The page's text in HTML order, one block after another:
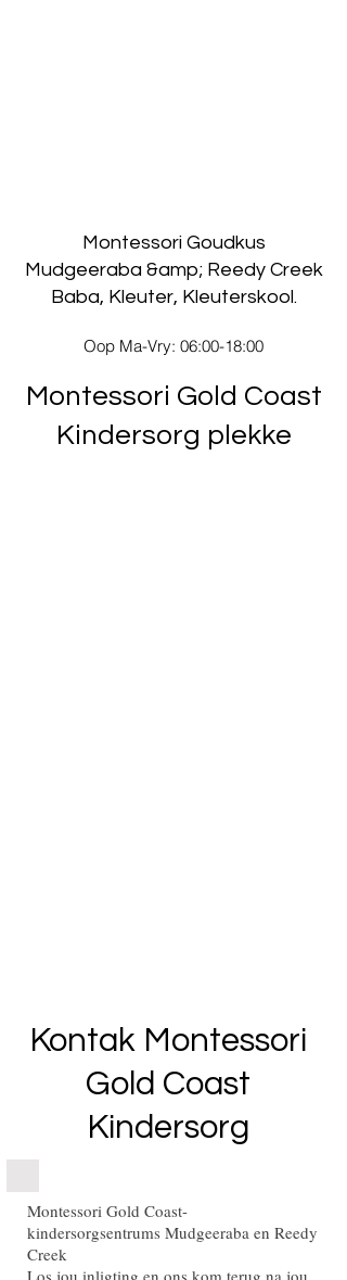
Montessori Goudkus
Mudgeeraba &amp; Reedy Creek
Baba, Kleuter, Kleuterskool.
Oop Ma-Vry: 06:00-18:00
Montessori Gold Coast
Kindersorg plekke
Kontak Montessori
Gold Coast
Kindersorg
Montessori Gold Coast-
kindersorgsentrums Mudgeeraba en Reedy
Creek
Los jou inligting en ons kom terug na jou